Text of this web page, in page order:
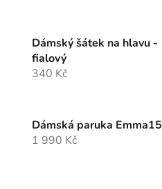
Dámský šátek na hlavu -
fialový
340 Kč
Dámská paruka Emma15
1 990 Kč